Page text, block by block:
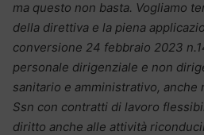
ma questo non basta. Vogliamo
della direttiva e la piena
conversione 24 febbraio 2023
personale dirigenziale e non
sanitario e amministrativo, anche
Ssn con contratti di lavoro
diritto anche alle attività